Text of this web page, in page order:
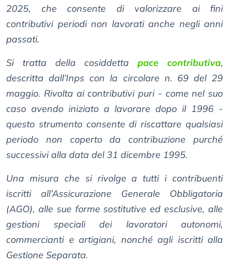
2025, che consente di valorizzare ai fini
contributivi periodi non lavorati anche negli anni
passati.
Si tratta della cosiddetta pace contributiva,
descritta dall’Inps con la circolare n. 69 del 29
maggio. Rivolta ai contributivi puri - come nel suo
caso avendo iniziato a lavorare dopo il 1996 -
questo strumento consente di riscattare qualsiasi
periodo non coperto da contribuzione purché
successivi alla data del 31 dicembre 1995.
Una misura che si rivolge a tutti i contribuenti
iscritti all’Assicurazione Generale Obbligatoria
(AGO), alle sue forme sostitutive ed esclusive, alle
gestioni speciali dei lavoratori autonomi,
commercianti e artigiani, nonché agli iscritti alla
Gestione Separata.